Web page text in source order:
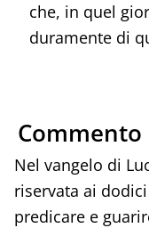
che, in quel
duramente di
Commento
Nel vangelo di
riservata ai
predicare e